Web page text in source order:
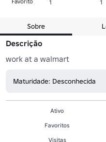
1 1
Sobre
Descrição
work at a walmart
Maturidade: Desconhecida
Ativo
Favoritos
Visitas